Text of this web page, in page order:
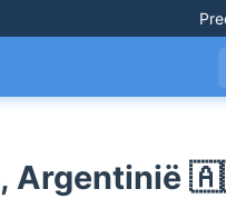
Argentinië